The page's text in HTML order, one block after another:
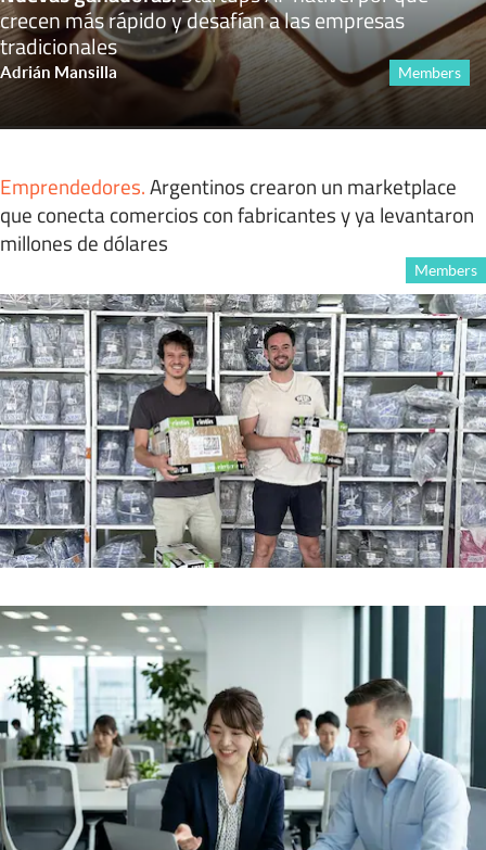
crecen más rápido y desafían a las empresas
tradicionales
Adrián Mansilla Members
Emprendedores.Argentinos crearon un marketplace
que conecta comercios con fabricantes y ya levantaron
millones de dólares
Members